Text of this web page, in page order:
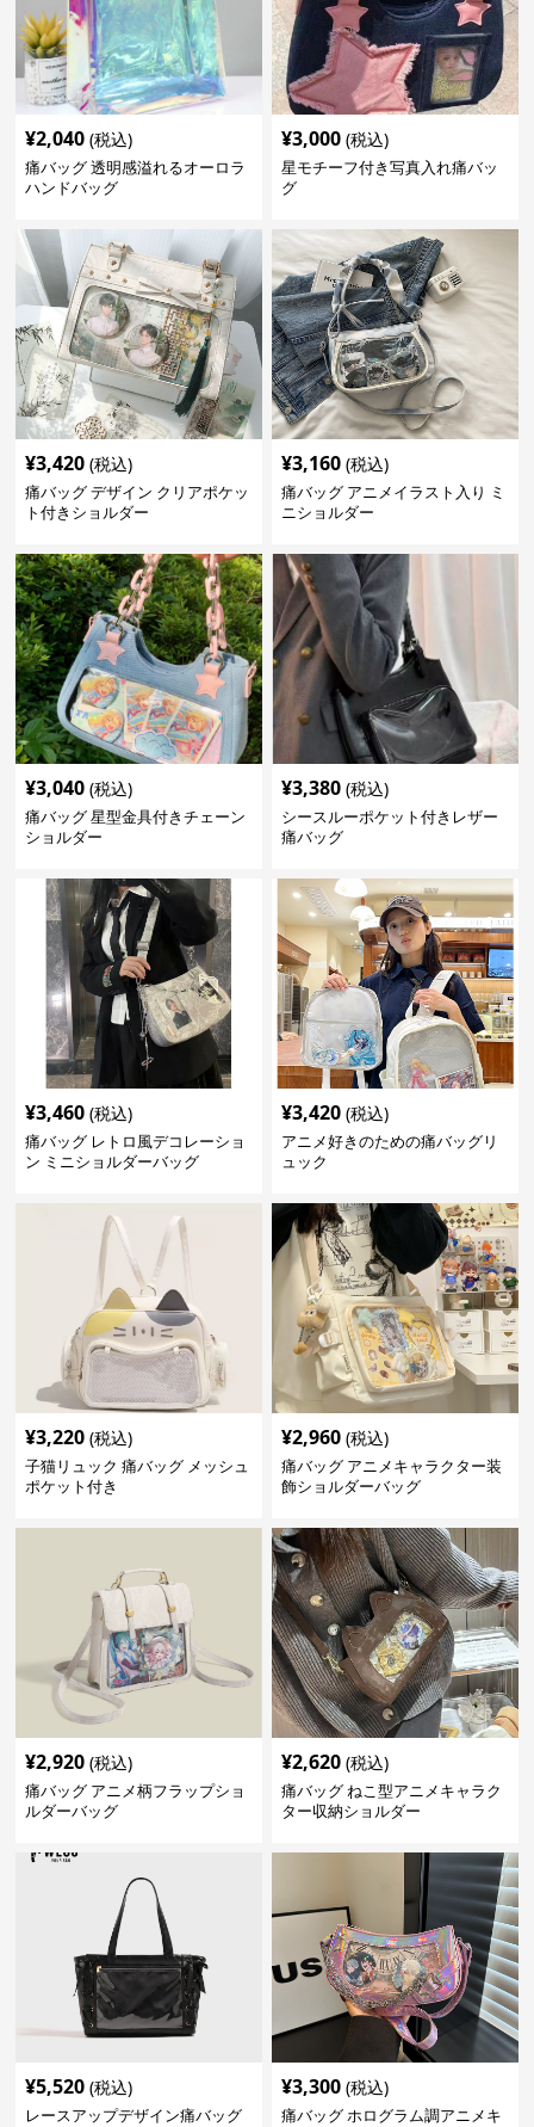
¥2,040 (税込)
痛バッグ 透明感溢れるオーロラ
ハンドバッグ
¥3,000 (税込)
星モチーフ付き写真入れ痛バッ
グ
¥3,420 (税込)
痛バッグ デザイン クリアポケッ
ト付きショルダー
¥3,160 (税込)
痛バッグ アニメイラスト入り ミ
ニショルダー
¥3,040 (税込)
痛バッグ 星型金具付きチェーン
ショルダー
¥3,380 (税込)
シースルーポケット付きレザー
痛バッグ
¥3,460 (税込)
痛バッグ レトロ風デコレーショ
ン ミニショルダーバッグ
¥3,420 (税込)
アニメ好きのための痛バッグリ
ュック
¥3,220 (税込)
子猫リュック 痛バッグ メッシュ
ポケット付き
¥2,960 (税込)
痛バッグ アニメキャラクター装
飾ショルダーバッグ
¥2,920 (税込)
痛バッグ アニメ柄フラップショ
ルダーバッグ
¥2,620 (税込)
痛バッグ ねこ型アニメキャラク
ター収納ショルダー
¥5,520 (税込)
レースアップデザイン痛バッグ
¥3,300 (税込)
痛バッグ ホログラム調アニメキ